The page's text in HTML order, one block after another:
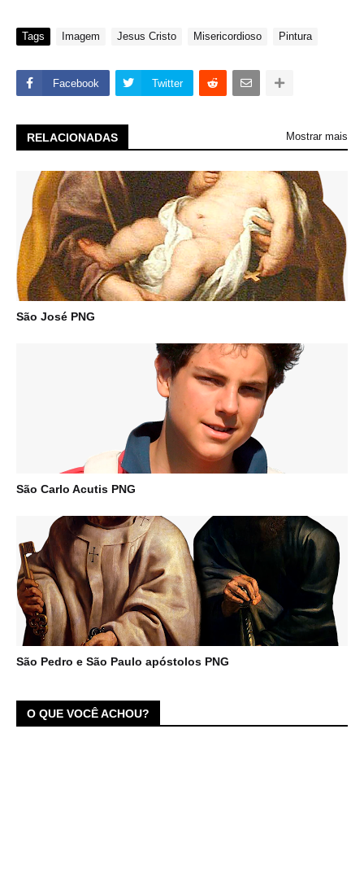
Tags Imagem Jesus Cristo Misericordioso Pintura
Facebook Twitter
RELACIONADAS Mostrar mais
São José PNG
São Carlo Acutis PNG
São Pedro e São Paulo apóstolos PNG
O QUE VOCÊ ACHOU?